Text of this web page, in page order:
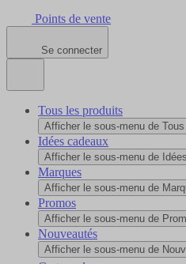
Points de vente
Se connecter
Tous les produits
Afficher le sous-menu de
Idées cadeaux
Afficher le sous-menu de
Marques
Afficher le sous-menu de
Promos
Afficher le sous-menu de
Nouveautés
Afficher le sous-menu de